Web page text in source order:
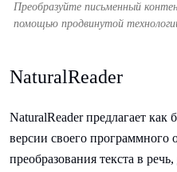
Преобразуйте письменный
помощью продвинутой
NaturalReader
NaturalReader предлагает
версии своего программного
преобразования текста в